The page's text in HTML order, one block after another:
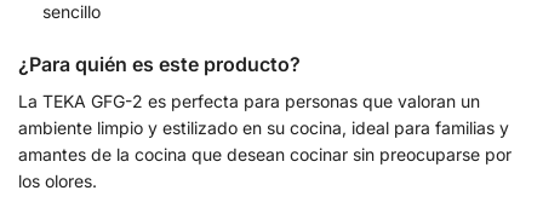
sencillo
¿Para quién es este producto?
La TEKA GFG-2 es perfecta para personas que valoran un
ambiente limpio y estilizado en su cocina, ideal para familias y
amantes de la cocina que desean cocinar sin preocuparse por
los olores.